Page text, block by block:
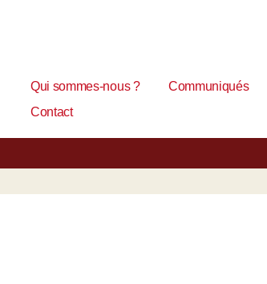
Qui sommes-nous ? Communiqués
Contact